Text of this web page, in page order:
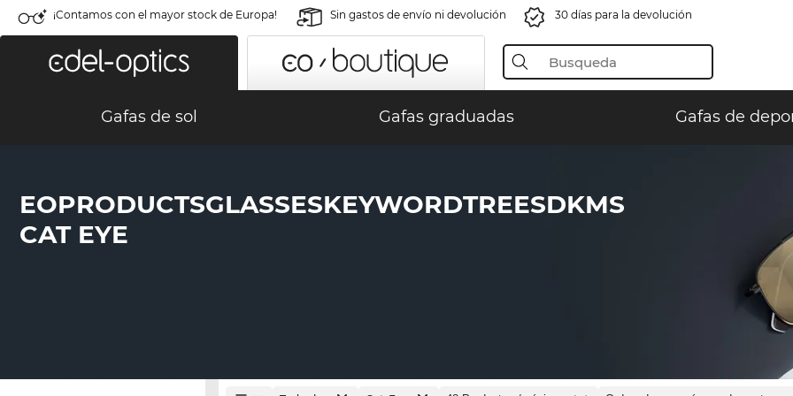
¡Contamos con el mayor stock de Europa! Sin gastos de envío ni devolución 30 días para la devolución
Gafas de sol Gafas graduadas Gafas de
EOPRODUCTSGLASSESKEYWORDTREESDKMS
CAT EYE